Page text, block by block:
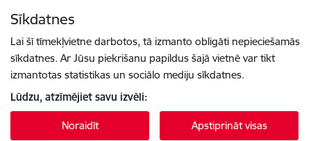
Sīkdatnes
Lai šī tīmekļvietne darbotos, tā izmanto obligāti nepieciešamās
sīkdatnes. Ar Jūsu piekrišanu papildus šajā vietnē var tikt
izmantotas statistikas un sociālo mediju sīkdatnes.
Lūdzu, atzīmējiet savu izvēli:
Noraidīt Apstiprināt visas